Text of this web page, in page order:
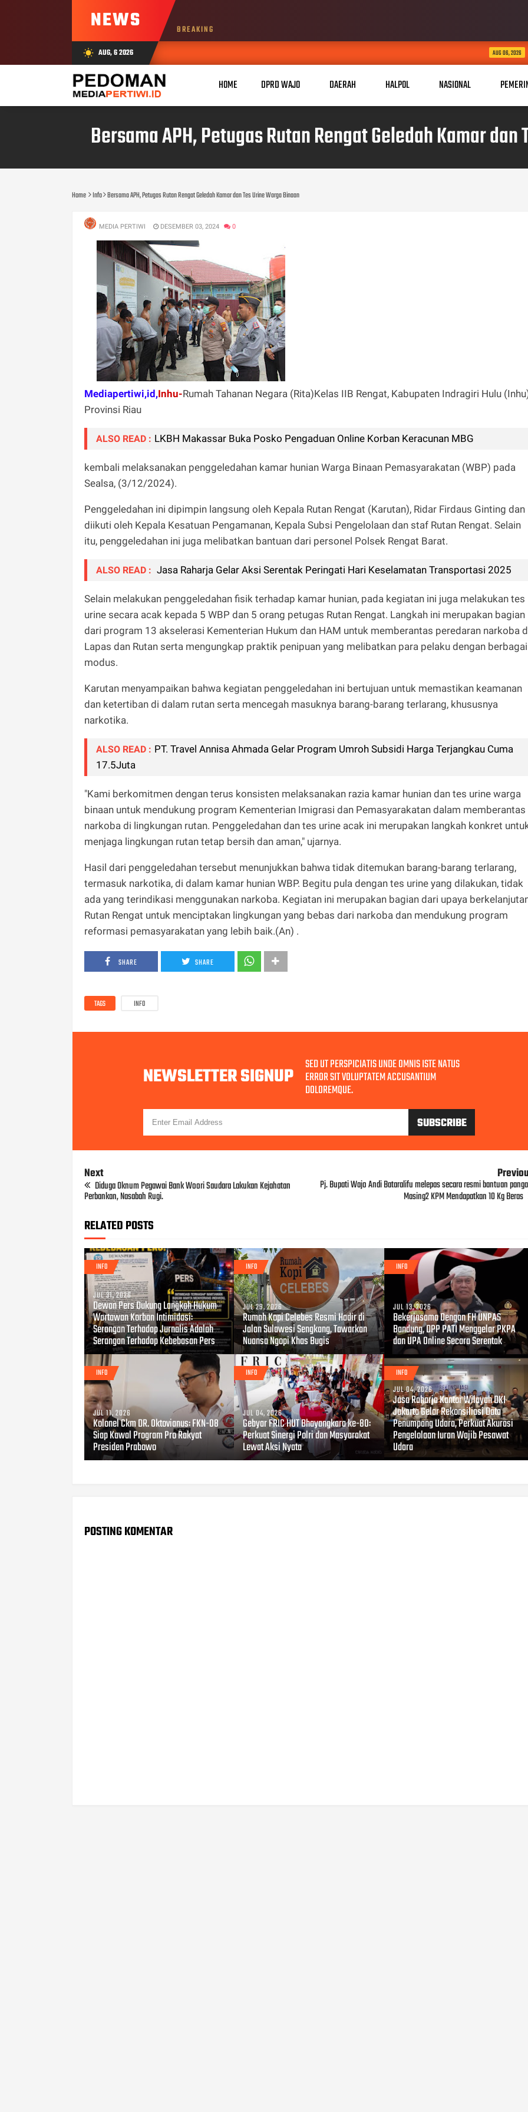
NEWS BREAKING
wb_sunny AUG, 6 2026 Perkuat Sinergi,
HOME DPRD WAJO DAERAH HALPOL NASIONAL
Bersama APH, Petugas Rutan Rengat Geledah Kamar
Home Info Bersama APH, Petugas Rutan Rengat Geledah Kamar dan Tes Urine Warga Binaan
MEDIA PERTIWI DESEMBER 03, 2024 0
Mediapertiwi,id,Inhu-Rumah Tahanan Negara (Rita)Kelas IIB Rengat, Kabupaten Indragiri Hulu
Provinsi Riau
ALSO READ : LKBH Makassar Buka Posko Pengaduan Online Korban Keracunan MBG
kembali melaksanakan penggeledahan kamar hunian Warga Binaan Pemasyarakatan (WBP) pada
Sealsa, (3/12/2024).
Penggeledahan ini dipimpin langsung oleh Kepala Rutan Rengat (Karutan), Ridar Firdaus Ginting dan
diikuti oleh Kepala Kesatuan Pengamanan, Kepala Subsi Pengelolaan dan staf Rutan Rengat. Selain
itu, penggeledahan ini juga melibatkan bantuan dari personel Polsek Rengat Barat.
ALSO READ : Jasa Raharja Gelar Aksi Serentak Peringati Hari Keselamatan Transportasi 2025
Selain melakukan penggeledahan fisik terhadap kamar hunian, pada kegiatan ini juga melakukan tes
urine secara acak kepada 5 WBP dan 5 orang petugas Rutan Rengat. Langkah ini merupakan bagian
dari program 13 akselerasi Kementerian Hukum dan HAM untuk memberantas peredaran narkoba
Lapas dan Rutan serta mengungkap praktik penipuan yang melibatkan para pelaku dengan berbagai
modus.
Karutan menyampaikan bahwa kegiatan penggeledahan ini bertujuan untuk memastikan keamanan
dan ketertiban di dalam rutan serta mencegah masuknya barang-barang terlarang, khususnya
narkotika.
ALSO READ : PT. Travel Annisa Ahmada Gelar Program Umroh Subsidi Harga Terjangkau Cuma
17.5Juta
"Kami berkomitmen dengan terus konsisten melaksanakan razia kamar hunian dan tes urine warga
binaan untuk mendukung program Kementerian Imigrasi dan Pemasyarakatan dalam memberantas
narkoba di lingkungan rutan. Penggeledahan dan tes urine acak ini merupakan langkah konkret
menjaga lingkungan rutan tetap bersih dan aman," ujarnya.
Hasil dari penggeledahan tersebut menunjukkan bahwa tidak ditemukan barang-barang terlarang,
termasuk narkotika, di dalam kamar hunian WBP. Begitu pula dengan tes urine yang dilakukan, tidak
ada yang terindikasi menggunakan narkoba. Kegiatan ini merupakan bagian dari upaya
Rutan Rengat untuk menciptakan lingkungan yang bebas dari narkoba dan mendukung program
reformasi pemasyarakatan yang lebih baik.(An) .
SHARE SHARE
TAGS INFO
NEWSLETTER SIGNUP SED UT PERSPICIATIS UNDE OMNIS ISTE NATUS
ERROR SIT VOLUPTATEM ACCUSANTIUM
DOLOREMQUE.
Next
Diduga Oknum Pegawai Bank Woori Saudara Lakukan Kejahatan
Perbankan, Nasabah Rugi.
Pj. Bupati Wajo Andi Bataralifu melepas secara resmi bantuan
Masing2 KPM Mendapatkan 10 Kg Beras
RELATED POSTS
INFO
JUL 31, 2026
Dewan Pers Dukung Langkah Hukum
Wartawan Korban Intimidasi:
Serangan Terhadap Jurnalis Adalah
Serangan Terhadap Kebebasan Pers
INFO
JUL 29, 2026
Rumah Kopi Celebes Resmi Hadir di
Jalan Sulawesi Sengkang, Tawarkan
Nuansa Ngopi Khas Bugis
INFO
JUL 13, 2026
Bekerjasama Dengan FH UNPAS
Bandung, DPP PATI Menggelar PKPA
dan UPA Online Secara Serentak
INFO
JUL 11, 2026
Kolonel Ckm DR. Oktovianus: FKN-08
Siap Kawal Program Pro Rakyat
Presiden Prabowo
INFO
JUL 04, 2026
Gebyar FRIC HUT Bhayangkara ke-80:
Perkuat Sinergi Polri dan Masyarakat
Lewat Aksi Nyata
INFO
JUL 04, 2026
Jasa Raharja Kantor Wilayah DKI
Jakarta Gelar Rekonsiliasi Data
Penumpang Udara, Perkuat Akurasi
Pengelolaan Iuran Wajib Pesawat
Udara
POSTING KOMENTAR